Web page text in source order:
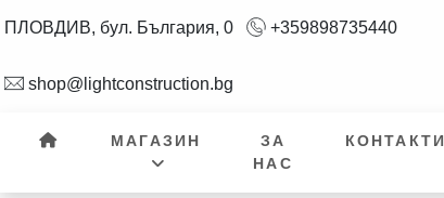
ПЛОВДИВ, бул. България, 0 +359898735440
shop@lightconstruction.bg
МАГАЗИН
ЗА
НАС
КОНТАКТИ